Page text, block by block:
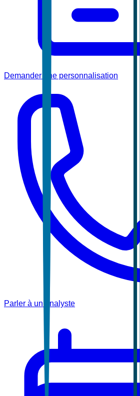
Demander une personnalisation
Parler à un analyste